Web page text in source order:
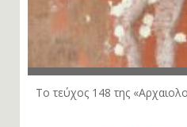
Το τεύχος 148 της